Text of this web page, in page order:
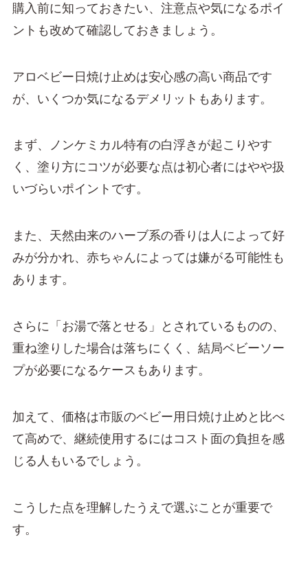
購入前に知っておきたい、注意点や気になるポイ
ントも改めて確認しておきましょう。
アロベビー日焼け止めは安心感の高い商品です
が、いくつか気になるデメリットもあります。
まず、ノンケミカル特有の白浮きが起こりやす
く、塗り方にコツが必要な点は初心者にはやや扱
いづらいポイントです。
また、天然由来のハーブ系の香りは人によって好
みが分かれ、赤ちゃんによっては嫌がる可能性も
あります。
さらに「お湯で落とせる」とされているものの、
重ね塗りした場合は落ちにくく、結局ベビーソー
プが必要になるケースもあります。
加えて、価格は市販のベビー用日焼け止めと比べ
て高めで、継続使用するにはコスト面の負担を感
じる人もいるでしょう。
こうした点を理解したうえで選ぶことが重要で
す。